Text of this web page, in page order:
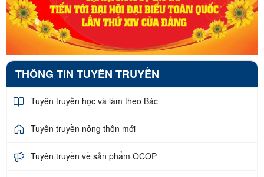
THÔNG TIN TUYÊN TRUYỀN
Tuyên truyền học và làm theo Bác
Tuyên truyền nông thôn mới
Tuyên truyền về sản phẩm OCOP